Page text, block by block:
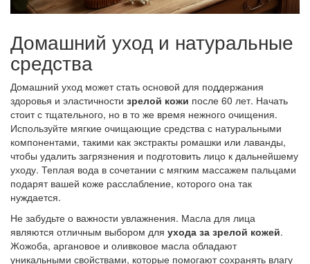
Домашний уход и натуральные
средства
Домашний уход может стать основой для поддержания
здоровья и эластичности зрелой кожи после 60 лет. Начать
стоит с тщательного, но в то же время нежного очищения.
Используйте мягкие очищающие средства с натуральными
компонентами, такими как экстракты ромашки или лаванды,
чтобы удалить загрязнения и подготовить лицо к дальнейшему
уходу. Теплая вода в сочетании с мягким массажем пальцами
подарят вашей коже расслабление, которого она так
нуждается.
Не забудьте о важности увлажнения. Масла для лица
являются отличным выбором для ухода за зрелой кожей.
Жожоба, аргановое и оливковое масла обладают
уникальными свойствами, которые помогают сохранять влагу